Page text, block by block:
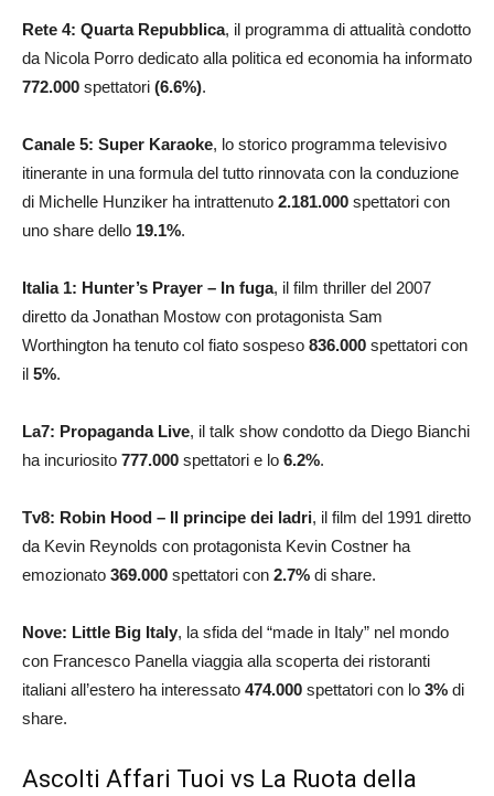
Rete 4: Quarta Repubblica, il programma di attualità condotto
da Nicola Porro dedicato alla politica ed economia ha informato
772.000 spettatori (6.6%).
Canale 5: Super Karaoke, lo storico programma televisivo
itinerante in una formula del tutto rinnovata con la conduzione
di Michelle Hunziker ha intrattenuto 2.181.000 spettatori con
uno share dello 19.1%.
Italia 1: Hunter’s Prayer – In fuga, il film thriller del 2007
diretto da Jonathan Mostow con protagonista Sam
Worthington ha tenuto col fiato sospeso 836.000 spettatori con
il 5%.
La7: Propaganda Live, il talk show condotto da Diego Bianchi
ha incuriosito 777.000 spettatori e lo 6.2%.
Tv8: Robin Hood – Il principe dei ladri, il film del 1991 diretto
da Kevin Reynolds con protagonista Kevin Costner ha
emozionato 369.000 spettatori con 2.7% di share.
Nove: Little Big Italy, la sfida del “made in Italy” nel mondo
con Francesco Panella viaggia alla scoperta dei ristoranti
italiani all’estero ha interessato 474.000 spettatori con lo 3% di
share.
Ascolti Affari Tuoi vs La Ruota della